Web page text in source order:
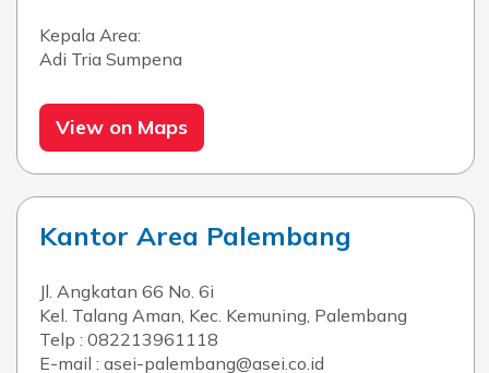
Kepala Area:
Adi Tria Sumpena
View on Maps
Kantor Area Palembang
Jl. Angkatan 66 No. 6i
Kel. Talang Aman, Kec. Kemuning, Palembang
Telp : 082213961118
E-mail : asei-palembang@asei.co.id